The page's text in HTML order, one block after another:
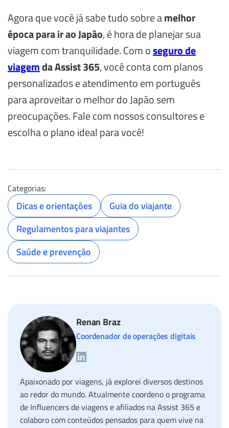
Agora que você já sabe tudo sobre amelhor
época para ir ao Japão, é hora de planejar sua
viagem com tranquilidade. Com oseguro de
viagemda Assist 365, você conta com planos
personalizados e atendimento em português
para aproveitar o melhor do Japão sem
preocupações. Fale com nossos consultores e
escolha o plano ideal para você!
Categorias:
Dicas e orientações
Guia do viajante
Regulamentos para viajantes
Saúde e prevenção
Renan Braz
Coordenador de operações digitais
Apaixonado por viagens, já explorei diversos destinos
ao redor do mundo. Atualmente coordeno o programa
de Influencers de viagens e afiliados na Assist 365 e
colaboro com conteúdos pensados para quem vive na